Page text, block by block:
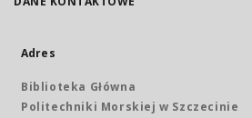
Adres
Biblioteka Główna
Politechniki Morskiej w Szczecinie